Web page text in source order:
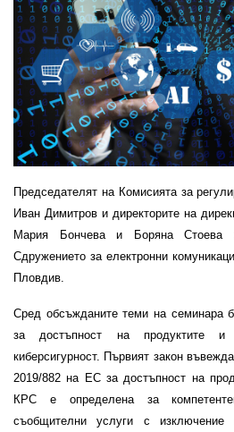
Председателят на Комисията за
Иван Димитров и директорите на
Мария Бончева и Боряна Стоева
Сдружението за електронни
Пловдив.
Сред обсъжданите теми на семинара
за достъпност на продуктите
киберсигурност. Първият закон
2019/882 на ЕС за достъпност на
КРС е определена за
съобщителни услуги с